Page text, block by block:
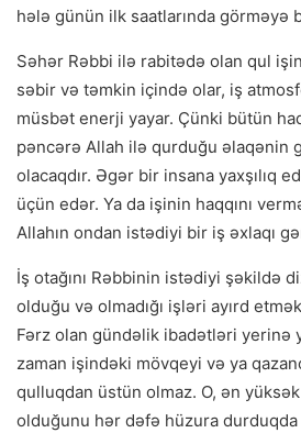
hələ günün ilk saatlarında görməyə
Səhər Rəbbi ilə rabitədə olan qul
səbir və təmkin içində olar, iş
müsbət enerji yayar. Çünki bütün
pəncərə Allah ilə qurduğu əlaqənin
olacaqdır. Əgər bir insana yaxşılıq
üçün edər. Ya da işinin haqqını
Allahın ondan istədiyi bir iş əxlaqı
İş otağını Rəbbinin istədiyi şəkildə
olduğu və olmadığı işləri ayırd
Fərz olan gündəlik ibadətləri yerinə
zaman işindəki mövqeyi və ya
qulluqdan üstün olmaz. O, ən
olduğunu hər dəfə hüzura durduqda